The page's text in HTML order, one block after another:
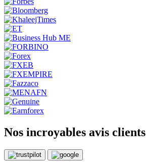
Nos incroyables avis clients